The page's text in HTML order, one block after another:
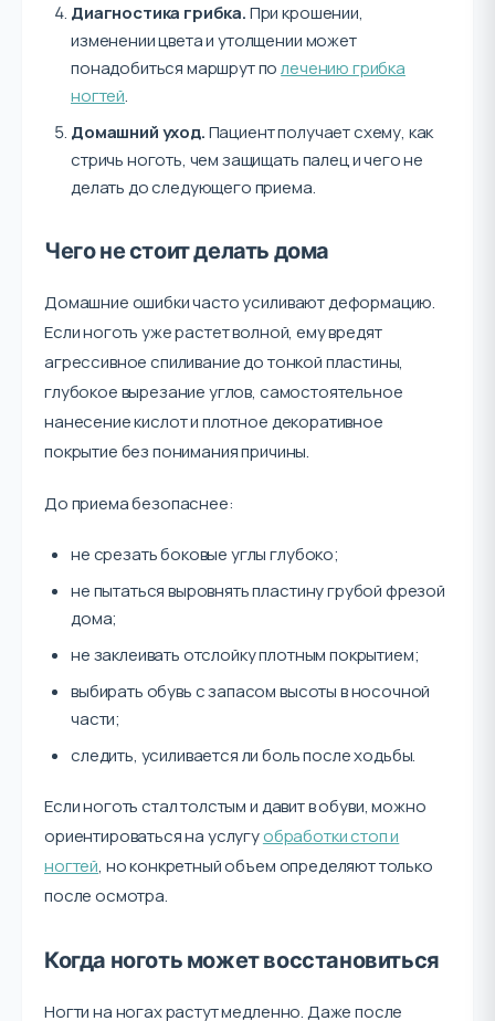
Диагностика грибка.При крошении,
изменении цвета и утолщении может
понадобиться маршрут полечению грибка
ногтей.
Домашний уход.Пациент получает схему, как
стричь ноготь, чем защищать палец и чего не
делать до следующего приема.
Чего не стоит делать дома
Домашние ошибки часто усиливают деформацию.
Если ноготь уже растет волной, ему вредят
агрессивное спиливание до тонкой пластины,
глубокое вырезание углов, самостоятельное
нанесение кислот и плотное декоративное
покрытие без понимания причины.
До приема безопаснее:
не срезать боковые углы глубоко;
не пытаться выровнять пластину грубой фрезой
дома;
не заклеивать отслойку плотным покрытием;
выбирать обувь с запасом высоты в носочной
части;
следить, усиливается ли боль после ходьбы.
Если ноготь стал толстым и давит в обуви, можно
ориентироваться на услугуобработки стоп и
ногтей, но конкретный объем определяют только
после осмотра.
Когда ноготь может восстановиться
Ногти на ногах растут медленно. Даже после